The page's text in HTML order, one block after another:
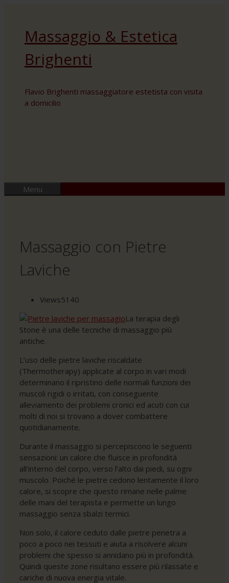
contentMassaggio & Estetica
Brighenti
Flavio Brighenti massaggiatore estetista con visita
a domicilio
Menu
Massaggio con Pietre
Laviche
Views5140
La terapia degli
Stone è una delle tecniche di massaggio più
antiche.
L’uso delle pietre laviche riscaldate
(Thermotherapy) applicate al corpo in vari modi
determinano il ripristino delle normali funzioni dei
muscoli rigidi o irritati, con conseguente
alleviamento dei problemi cronici ed acuti con cui
molti di noi si trovano a dover combattere
quotidianamente.
Durante il massaggio si percepiscono le seguenti
sensazioni: un calore che fluisce in profondità
all’interno del corpo, verso l’alto dai piedi, su ogni
muscolo. Poiché le pietre cedono lentamente il loro
calore, si scopre che questo rimane nelle palme
delle mani del terapista e permette un lungo
massaggio senza sbalzi termici.
Non solo, il calore ceduto dalle pietre penetra a
poco a poco nei tessuti e aiuta a risolvere alcuni
problemi che spesso si annidano più in profondità.
Quindi queste zone risultano essere più rilassate e
cariche di nuova energia vitale.